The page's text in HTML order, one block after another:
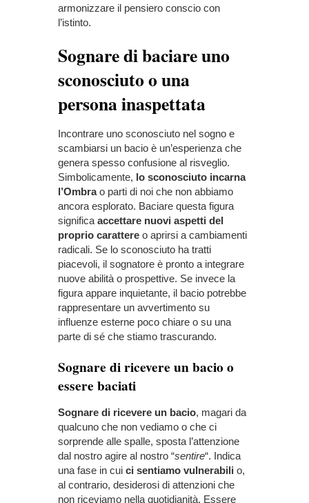
armonizzare il pensiero conscio con
l’istinto.
Sognare di baciare uno
sconosciuto o una
persona inaspettata
Incontrare uno sconosciuto nel sogno e
scambiarsi un bacio è un’esperienza che
genera spesso confusione al risveglio.
Simbolicamente, lo sconosciuto incarna
l’Ombrao parti di noi che non abbiamo
ancora esplorato. Baciare questa figura
significa accettare nuovi aspetti del
proprio carattere o aprirsi a cambiamenti
radicali. Se lo sconosciuto ha tratti
piacevoli, il sognatore è pronto a integrare
nuove abilità o prospettive. Se invece la
figura appare inquietante, il bacio potrebbe
rappresentare un avvertimento su
influenze esterne poco chiare o su una
parte di sé che stiamo trascurando.
Sognare di ricevere un bacio o
essere baciati
Sognare di ricevere un bacio, magari da
qualcuno che non vediamo o che ci
sorprende alle spalle, sposta l’attenzione
dal nostro agire al nostro “sentire“. Indica
una fase in cui ci sentiamo vulnerabili o,
al contrario, desiderosi di attenzioni che
non riceviamo nella quotidianità. Essere